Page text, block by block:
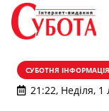
СУБОТНЯ ІНФОРМАЦІЯ
21:22, Неділя,